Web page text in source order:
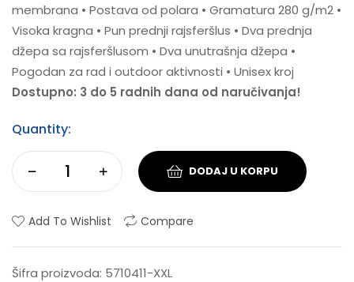
membrana • Postava od polara • Gramatura 280 g/m2 •
Visoka kragna • Pun prednji rajsferšlus • Dva prednja
džepa sa rajsferšlusom • Dva unutrašnja džepa •
Pogodan za rad i outdoor aktivnosti • Unisex kroj
Dostupno: 3 do 5 radnih dana od naručivanja!
Quantity:
DODAJ U KORPU
Add To Wishlist Compare
Šifra proizvoda: 5710411-XXL